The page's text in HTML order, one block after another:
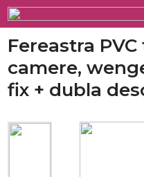
Fereastra
camere,
fix + dubla